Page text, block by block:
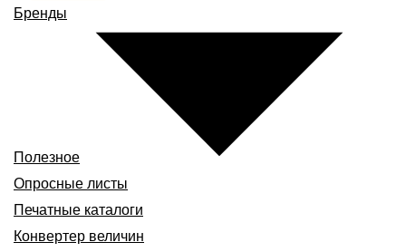
Бренды
Полезное
Опросные листы
Печатные каталоги
Конвертер величин